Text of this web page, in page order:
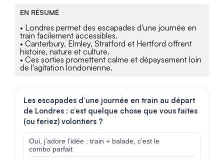
EN RÉSUMÉ
• Londres permet des escapades d'une journée en
train facilement accessibles.
• Canterbury, Elmley, Stratford et Hertford offrent
histoire, nature et culture.
• Ces sorties promettent calme et dépaysement loin
de l'agitation londonienne.
Les escapades d’une journée en train au départ
de Londres : c’est quelque chose que vous faites
(ou feriez) volontiers ?
Oui, j’adore l’idée : train + balade, c’est le
combo parfait